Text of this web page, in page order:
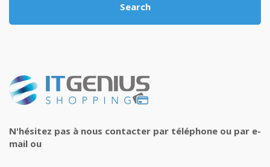
Search
N'hésitez pas à nous contacter par téléphone ou par e-
mail ou